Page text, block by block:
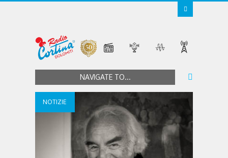
NAVIGATE TO...
NOTIZIE